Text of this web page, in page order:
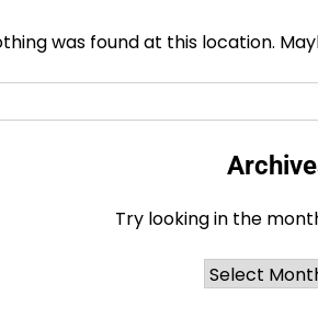
was found at this location.
Try looking in the
Archives